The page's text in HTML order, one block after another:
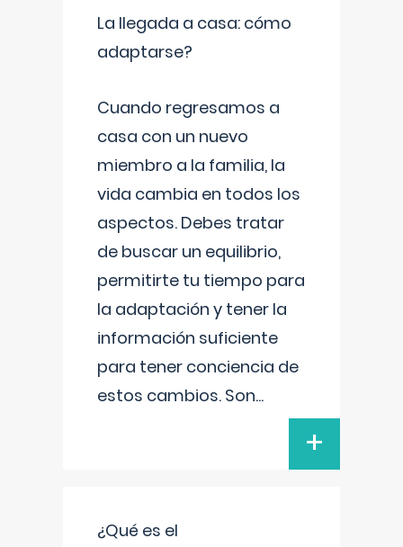
La llegada a casa: cómo
adaptarse?
Cuando regresamos a
casa con un nuevo
miembro a la familia, la
vida cambia en todos los
aspectos. Debes tratar
de buscar un equilibrio,
permitirte tu tiempo para
la adaptación y tener la
información suficiente
para tener conciencia de
estos cambios. Son...
+
¿Qué es el